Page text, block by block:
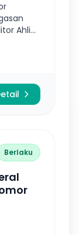
Ahli
Berlaku